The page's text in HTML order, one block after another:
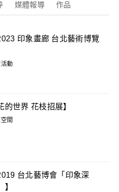
媒體報導 作品
印象畫廊 台北藝術博覽
動
的世界 花枝招展】
間
台北藝博會「印象深
】